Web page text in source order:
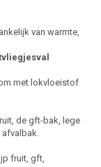
van warmte,
met lokvloeistof
de gft-bak, lege
afvalbak.
fruit, gft,